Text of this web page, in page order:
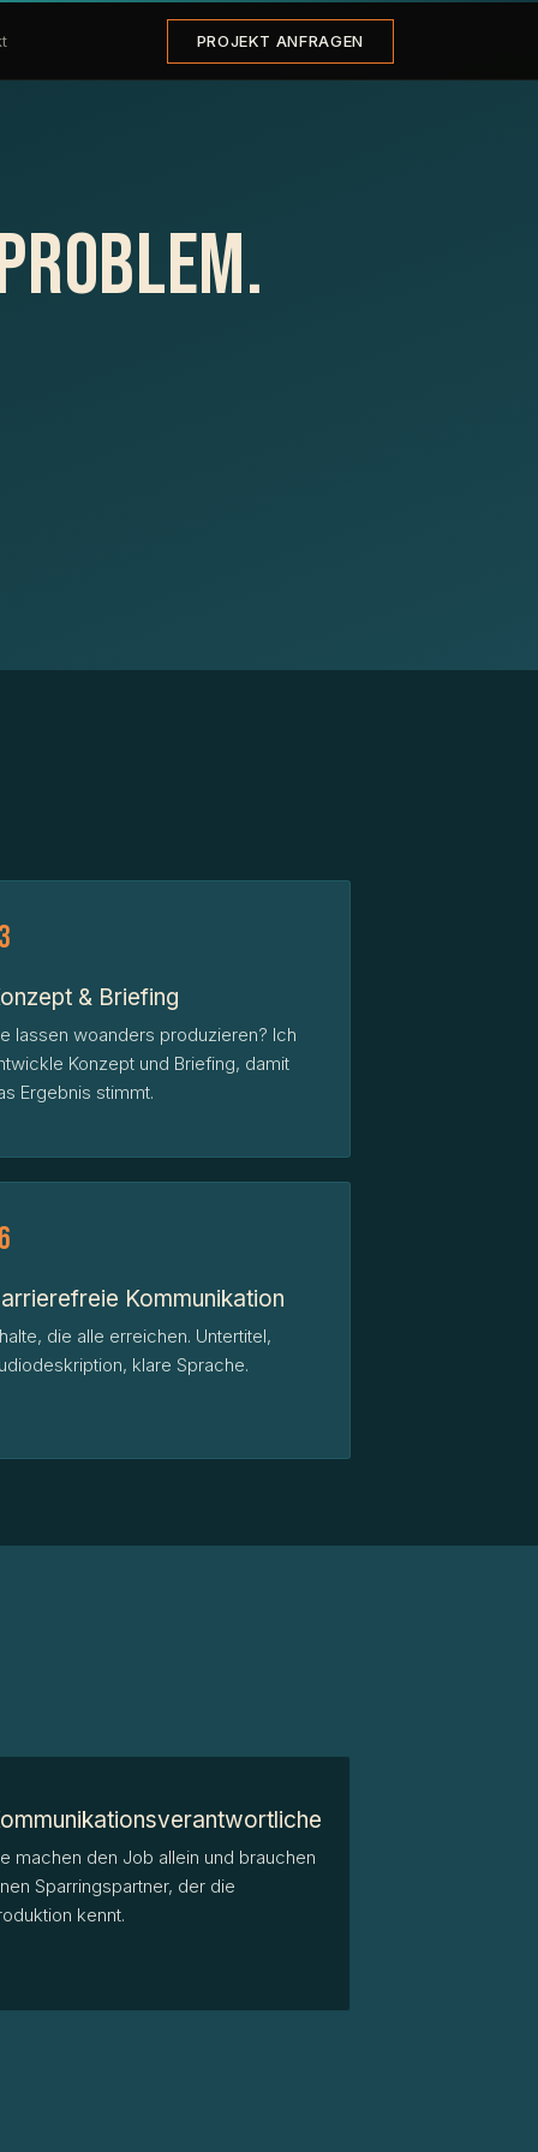
PROJEKT ANFRAGEN
& Briefing
lassen woanders produzieren? Ich
Konzept und Briefing, damit
Ergebnis stimmt.
Kommunikation
die alle erreichen. Untertitel,
klare Sprache.
machen den Job allein und brauchen
Sparringspartner, der die
kennt.